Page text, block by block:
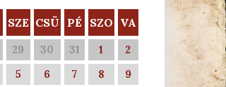
SZE CSÜ PÉ SZO VA
29 30 31 1
2
5 6 7 8
9